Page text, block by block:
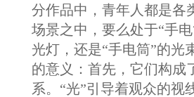
分作品中，青年人都是各
场景之中，要么处于“手
光灯，还是“手电筒”的光
的意义：首先，它们构成
系。“光”引导着观众的视